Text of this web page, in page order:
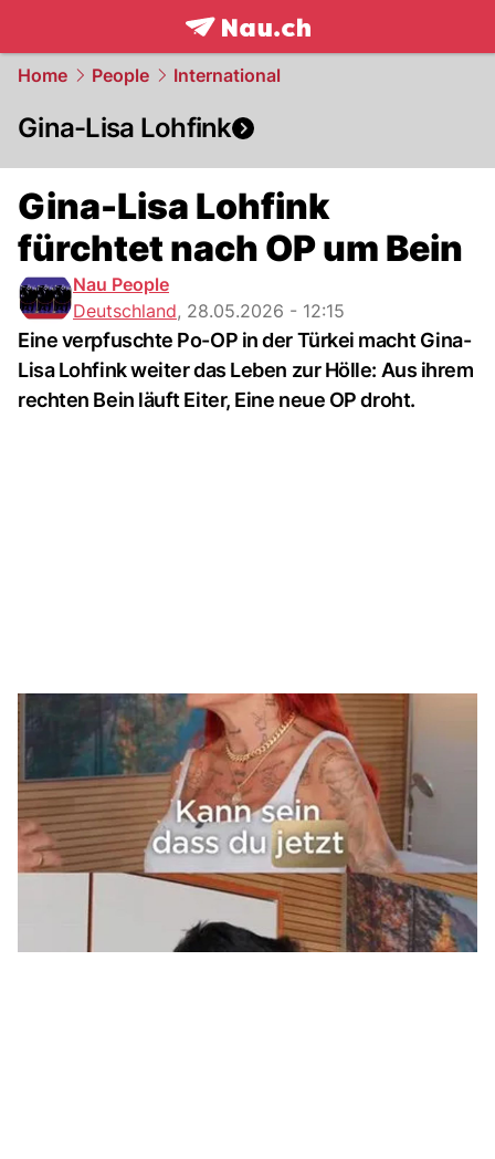
frontpage.NAU.ch
Home People International
Gina-Lisa Lohfink
Gina-Lisa Lohfink
fürchtet nach OP um Bein
Nau People
Deutschland, 28.05.2026 - 12:15
Eine verpfuschte Po-OP in der Türkei macht Gina-
Lisa Lohfink weiter das Leben zur Hölle: Aus ihrem
rechten Bein läuft Eiter, Eine neue OP droht.